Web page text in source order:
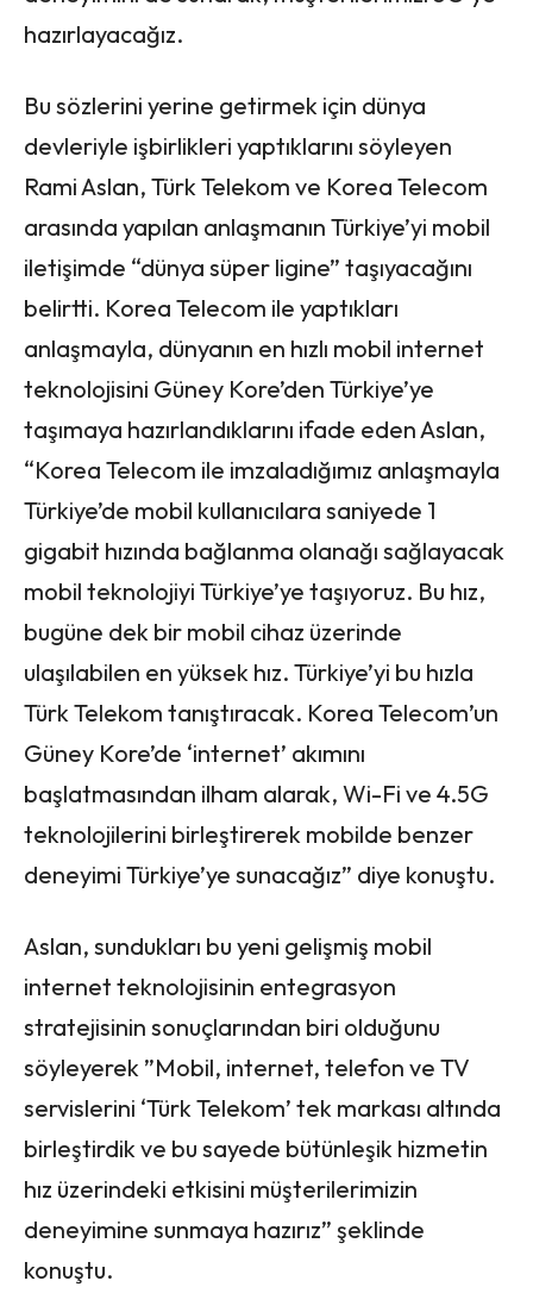
hazırlayacağız.
Bu sözlerini yerine getirmek için dünya
devleriyle işbirlikleri yaptıklarını söyleyen
Rami Aslan, Türk Telekom ve Korea Telecom
arasında yapılan anlaşmanın Türkiye’yi mobil
iletişimde “dünya süper ligine” taşıyacağını
belirtti. Korea Telecom ile yaptıkları
anlaşmayla, dünyanın en hızlı mobil internet
teknolojisini Güney Kore’den Türkiye’ye
taşımaya hazırlandıklarını ifade eden Aslan,
“Korea Telecom ile imzaladığımız anlaşmayla
Türkiye’de mobil kullanıcılara saniyede 1
gigabit hızında bağlanma olanağı sağlayacak
mobil teknolojiyi Türkiye’ye taşıyoruz. Bu hız,
bugüne dek bir mobil cihaz üzerinde
ulaşılabilen en yüksek hız. Türkiye’yi bu hızla
Türk Telekom tanıştıracak. Korea Telecom’un
Güney Kore’de ‘internet’ akımını
başlatmasından ilham alarak, Wi-Fi ve 4.5G
teknolojilerini birleştirerek mobilde benzer
deneyimi Türkiye’ye sunacağız” diye konuştu.
Aslan, sundukları bu yeni gelişmiş mobil
internet teknolojisinin entegrasyon
stratejisinin sonuçlarından biri olduğunu
söyleyerek ”Mobil, internet, telefon ve TV
servislerini ‘Türk Telekom’ tek markası altında
birleştirdik ve bu sayede bütünleşik hizmetin
hız üzerindeki etkisini müşterilerimizin
deneyimine sunmaya hazırız” şeklinde
konuştu.